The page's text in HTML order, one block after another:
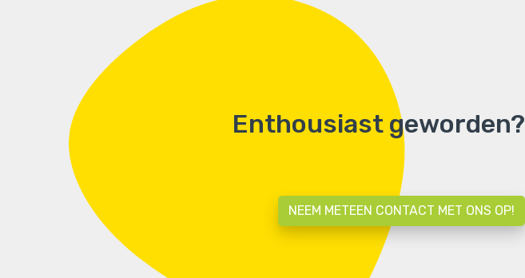
Enthousiast geworden?
NEEM METEEN CONTACT MET ONS OP!